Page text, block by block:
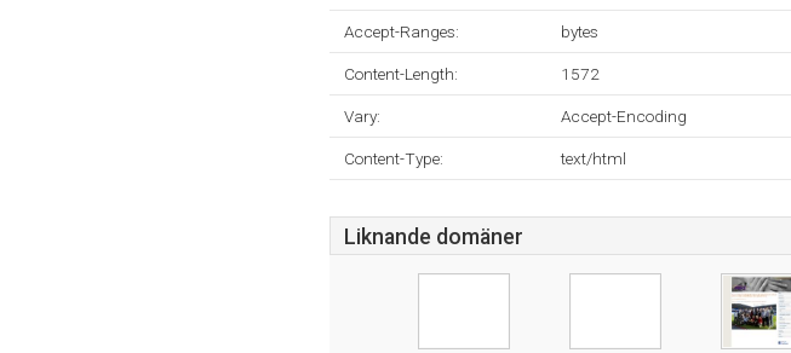
Accept-Ranges: bytes
Content-Length: 1572
Vary: Accept-Encoding
Content-Type: text/html
Liknande domäner